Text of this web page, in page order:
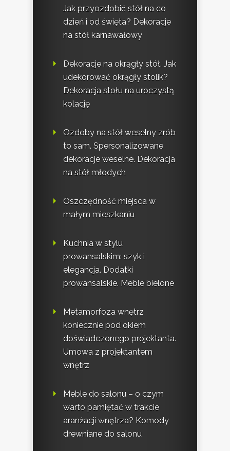
Jak przyozdobić stół na co
dzień i od święta? Dekoracje
na stół karnawałowy
Dekoracje na okrągły stół. Jak
udekorować okrągły stolik?
Dekoracja stołu na uroczystą
kolację
Ozdoby na stół weselny zrób
to sam. Spersonalizowane
dekoracje weselne. Dekoracja
na stół młodych
Oszczędność miejsca w
małym mieszkaniu
Kuchnia w stylu
prowansalskim: szyk i
elegancja. Dodatki
prowansalskie. Meble bielone
Metamorfoza wnętrz
koniecznie pod okiem
doświadczonego projektanta.
Umowa z projektantem
wnętrz
Meble do salonu – o czym
warto pamiętać w trakcie
aranżacji wnętrza? Komody
drewniane do salonu